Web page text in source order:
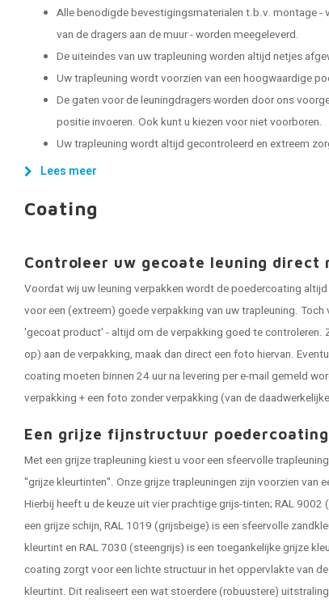
Alle benodigde bevestigingsmaterialen t.b.v. montage -
van de dragers aan de muur - worden meegeleverd.
De uiteindes van uw trapleuning worden altijd netjes
Uw trapleuning wordt voorzien van een hoogwaardige
De gaten voor de leuningdragers worden door ons
positie invoeren. Ook kunt u kiezen voor niet voorboren.
Uw trapleuning wordt altijd gecontroleerd en extreem
Lees meer
Coating
Controleer uw gecoate leuning direct
Voordat wij uw leuning verpakken wordt de poedercoating
voor een (extreem) goede verpakking van uw trapleuning. Toch
'gecoat product' - altijd om de verpakking goed te controleren.
op) aan de verpakking, maak dan direct een foto hiervan.
coating moeten binnen 24 uur na levering per e-mail gemeld
verpakking + een foto zonder verpakking (van de
Een grijze fijnstructuur
Met een grijze trapleuning kiest u voor een sfeervolle
"grijze kleurtinten". Onze grijze trapleuningen zijn voorzien van
Hierbij heeft u de keuze uit vier prachtige grijs-tinten; RAL
een grijze schijn, RAL 1019 (grijsbeige) is een sfeervolle
kleurtint en RAL 7030 (steengrijs) is een toegankelijke grijze
coating zorgt voor een lichte structuur in het oppervlakte van
kleurtint. Dit realiseert een wat stoerdere (robuustere)